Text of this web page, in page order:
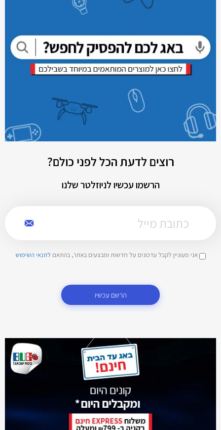
רוצים לדעת הכל לפני כולם?
הרשמו עכשיו לניוזלטר שלנו
אני מעוניין לקבל עדכונים על חדשות ומבצעים באתר, בהתאם לתנאי השימוש
הרשם עכשיו